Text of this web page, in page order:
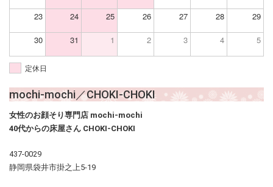
23 24 25 26 27 28 29
30 31 1 2 3 4 5
定休日
mochi-mochi／CHOKI-CHOKI
女性のお顔そり専門店 mochi-mochi
40代からの床屋さん CHOKI-CHOKI
437-0029
静岡県袋井市掛之上5-19